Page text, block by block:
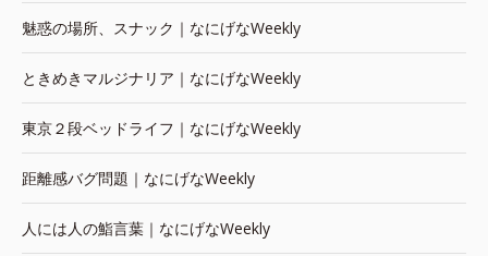
魅惑の場所、スナック｜なにげなWeekly
ときめきマルジナリア｜なにげなWeekly
東京２段ベッドライフ｜なにげなWeekly
距離感バグ問題｜なにげなWeekly
人には人の鮨言葉｜なにげなWeekly